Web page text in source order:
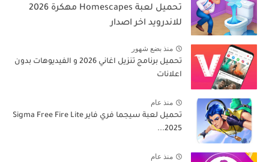
تحميل لعبة Homescapes مهكرة 2026
للاندرويد اخر اصدار
منذ بضع شهور
تحميل برنامج تنزيل اغاني 2026 و الفيديوهات بدون
اعلانات
منذ عام
تحميل لعبة سيجما فري فاير Sigma Free Fire Lite
2025...
منذ عام